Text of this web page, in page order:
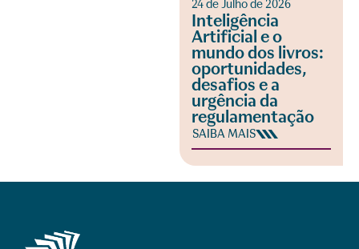
24 de Julho de 2026
Inteligência
Artificial e o
mundo dos livros:
oportunidades,
desafios e a
urgência da
regulamentação
SAIBA MAIS